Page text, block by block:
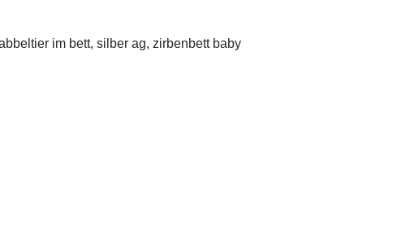
im bett, silber ag, zirbenbett baby